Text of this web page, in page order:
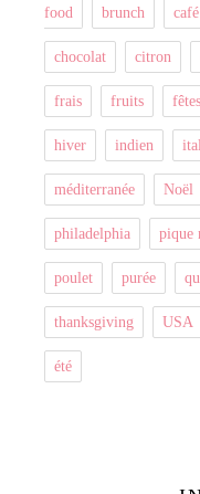
food brunch café
chocolat citron
frais fruits fêtes
hiver indien
méditerranée Noël
philadelphia pique
poulet purée
thanksgiving USA
été